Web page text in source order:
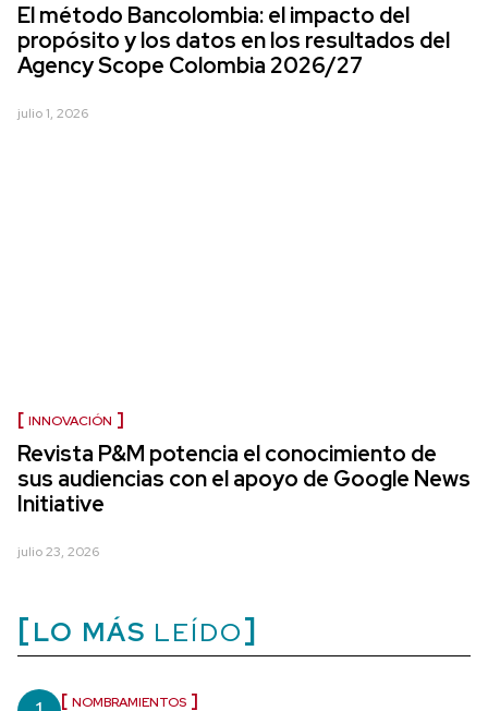
El método Bancolombia: el impacto del
propósito y los datos en los resultados del
Agency Scope Colombia 2026/27
julio 1, 2026
INNOVACIÓN
Revista P&M potencia el conocimiento de
sus audiencias con el apoyo de Google News
Initiative
julio 23, 2026
LO MÁS LEÍDO
NOMBRAMIENTOS